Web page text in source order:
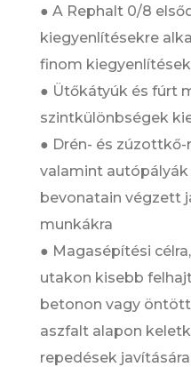
● A Rephalt 0/8
kiegyenlítésekre
finom
● Ütőkátyúk és fúrt
szintkülönbségek
● Drén- és
valamint
bevonatain végzett
munkákra
● Magasépítési
utakon kisebb
betonon vagy öntött
aszfalt alapon
repedések